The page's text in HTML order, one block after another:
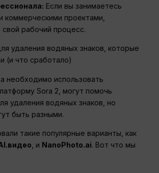
Если вы занимаетесь
коммерческими проектами,
рабочий процесс.
удаления водяных знаков, которые
(и что сработало)
необходимо использовать
Sora 2, могут помочь
удаления водяных знаков, но
быть разными.
такие популярные варианты, как
, и NanoPhoto.ai. Вот что мы